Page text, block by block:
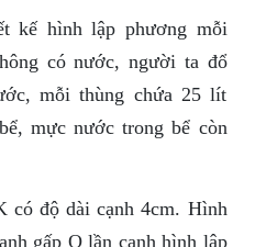
kế hình lập phương mỗi
có nước, người ta đổ
mỗi thùng chứa 25 lít
mực nước trong bể còn
có độ dài cạnh 4cm. Hình
gấp Q lần cạnh hình lập